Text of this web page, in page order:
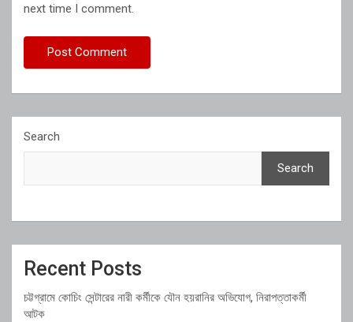
next time I comment.
Search
Search
Recent Posts
চট্টগ্রামে কোচিং সেন্টারের নারী কর্মীকে যৌন হয়রানির অভিযোগ, নিরাপত্তাকর্মী
আটক